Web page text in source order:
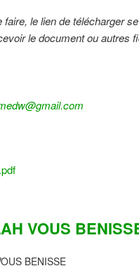
le lien de télécharger
le document ou autres
VOUS
BENISSE